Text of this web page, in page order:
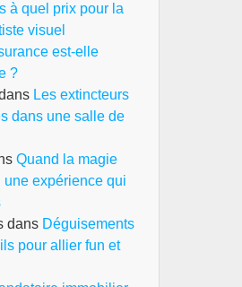
à quel prix pour la
visuel
est-elle
?
Les extincteurs
dans une salle de
Quand la magie
une expérience qui
dans Déguisements
pour allier fun et